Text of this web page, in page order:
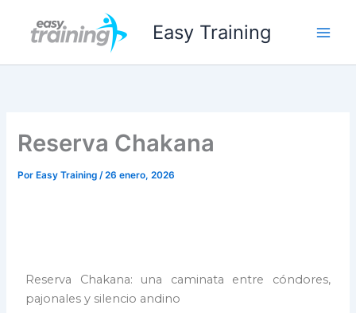
contenido
Easy Training
Reserva Chakana
Por Easy Training/26 enero, 2026
Reserva Chakana: una caminata entre cóndores,
pajonales y silencio andino